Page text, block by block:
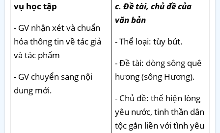
vụ học tập
- GV nhận xét và chuẩn
hóa thông tin về tác giả
và tác phẩm
- GV chuyển sang nội
dung mới.
c. Đề tài, chủ đề của
văn bản
- Thể loại: tùy bút.
- Đề tài: dòng sông quê
hương (sông Hương).
- Chủ đề: thể hiện lòng
yêu nước, tinh thần dân
tộc gắn liền với tình yêu